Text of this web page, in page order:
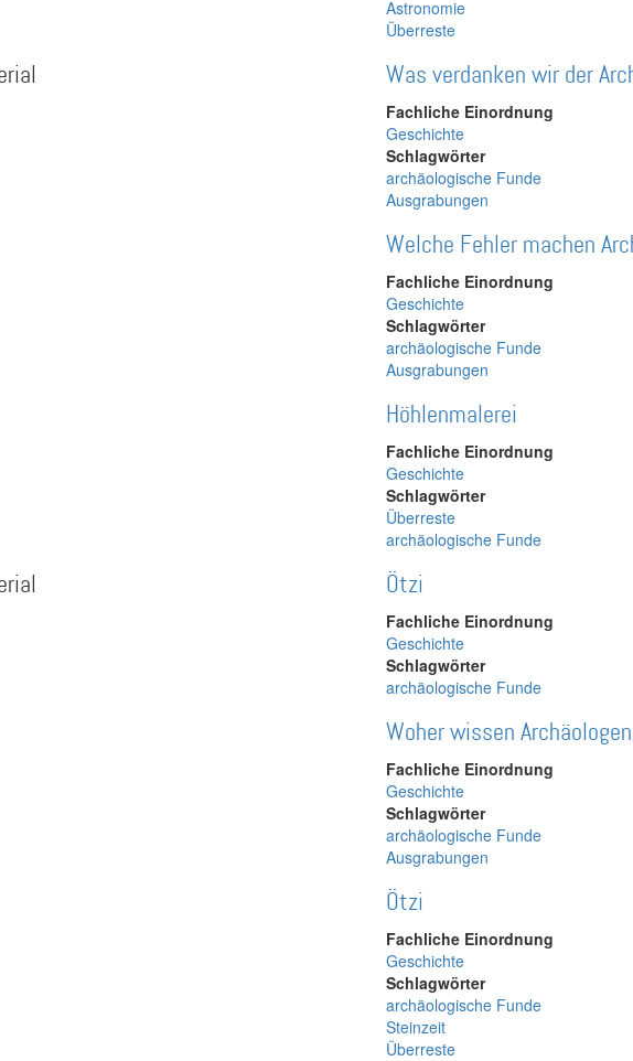
Astronomie
Überreste
Was verdanken wir der
Fachliche Einordnung
Geschichte
Schlagwörter
archäologische Funde
Ausgrabungen
Welche Fehler machen
Fachliche Einordnung
Geschichte
Schlagwörter
archäologische Funde
Ausgrabungen
Höhlenmalerei
Fachliche Einordnung
Geschichte
Schlagwörter
Überreste
archäologische Funde
Ötzi
Fachliche Einordnung
Geschichte
Schlagwörter
archäologische Funde
Woher wissen
Fachliche Einordnung
Geschichte
Schlagwörter
archäologische Funde
Ausgrabungen
Ötzi
Fachliche Einordnung
Geschichte
Schlagwörter
archäologische Funde
Steinzeit
Überreste